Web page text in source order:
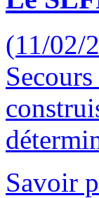
(11/02/
Savoir